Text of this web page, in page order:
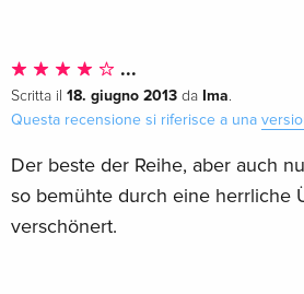
...
Scritta il 18. giugno 2013 da Ima.
Questa recensione si riferisce a una
Der beste der Reihe, aber auch
so bemühte durch eine herrliche
verschönert.